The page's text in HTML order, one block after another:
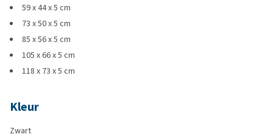
59 x 44 x 5 cm
73 x 50 x 5 cm
85 x 56 x 5 cm
105 x 66 x 5 cm
118 x 73 x 5 cm
Kleur
Zwart